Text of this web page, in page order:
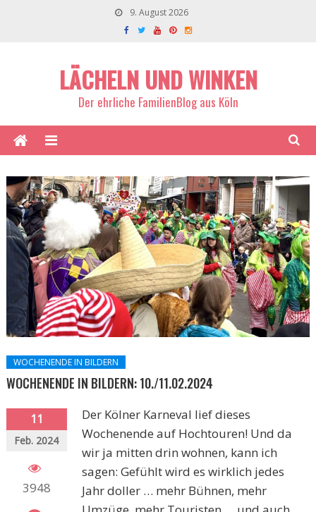
9. August 2026
LÄCHELN UND WINKEN
Der ehrliche FamilienBlog aus Köln
WOCHENENDE IN BILDERN
WOCHENENDE IN BILDERN: 10./11.02.2024
11
Feb. 2024
3948
Der Kölner Karneval lief dieses
Wochenende auf Hochtouren! Und da
wir ja mitten drin wohnen, kann ich
sagen: Gefühlt wird es wirklich jedes
Jahr doller … mehr Bühnen, mehr